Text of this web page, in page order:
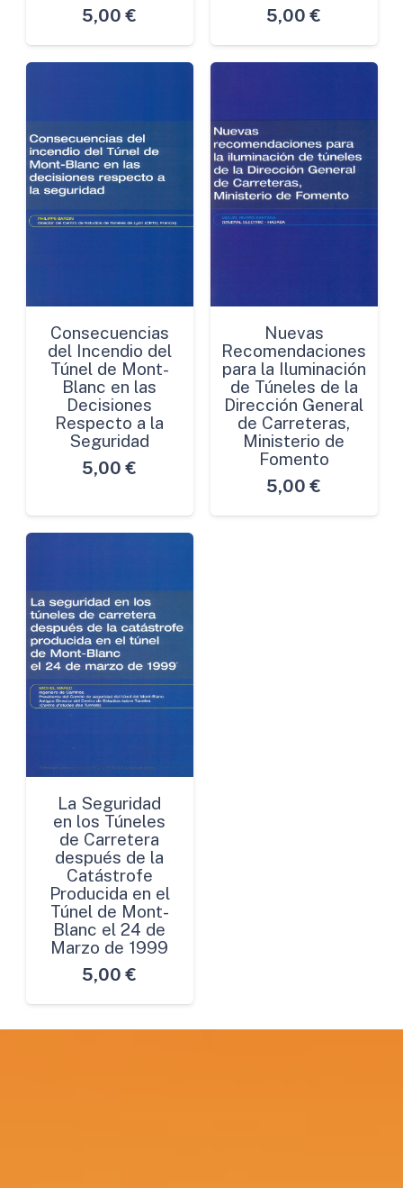
5,00 €
5,00 €
Consecuencias
del Incendio del
Túnel de Mont-
Blanc en las
Decisiones
Respecto a la
Seguridad
5,00 €
Nuevas
Recomendaciones
para la Iluminación
de Túneles de la
Dirección General
de Carreteras,
Ministerio de
Fomento
5,00 €
La Seguridad
en los Túneles
de Carretera
después de la
Catástrofe
Producida en el
Túnel de Mont-
Blanc el 24 de
Marzo de 1999
5,00 €